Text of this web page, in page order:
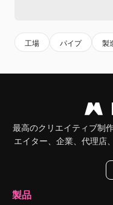
工場 パイプ 製
最高のクリエイティブ制
エイター、企業、代理店
製品